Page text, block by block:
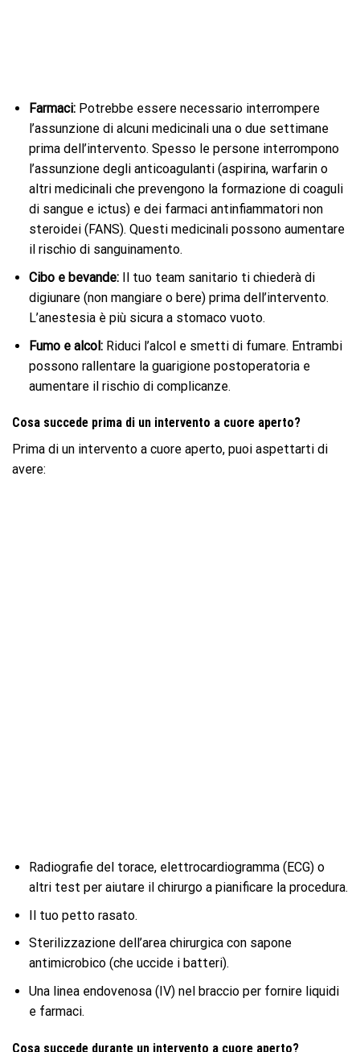
Farmaci:Potrebbe essere necessario interrompere
l’assunzione di alcuni medicinali una o due settimane
prima dell’intervento. Spesso le persone interrompono
l’assunzione degli anticoagulanti (aspirina, warfarin o
altri medicinali che prevengono la formazione di coaguli
di sangue e ictus) e dei farmaci antinfiammatori non
steroidei (FANS). Questi medicinali possono aumentare
il rischio di sanguinamento.
Cibo e bevande:Il tuo team sanitario ti chiederà di
digiunare (non mangiare o bere) prima dell’intervento.
L’anestesia è più sicura a stomaco vuoto.
Fumo e alcol: Riduci l’alcol e smetti di fumare. Entrambi
possono rallentare la guarigione postoperatoria e
aumentare il rischio di complicanze.
Cosa succede prima di un intervento a cuore aperto?
Prima di un intervento a cuore aperto, puoi aspettarti di
avere:
Radiografie del torace, elettrocardiogramma (ECG) o
altri test per aiutare il chirurgo a pianificare la procedura.
Il tuo petto rasato.
Sterilizzazione dell’area chirurgica con sapone
antimicrobico (che uccide i batteri).
Una linea endovenosa (IV) nel braccio per fornire liquidi
e farmaci.
Cosa succede durante un intervento a cuore aperto?